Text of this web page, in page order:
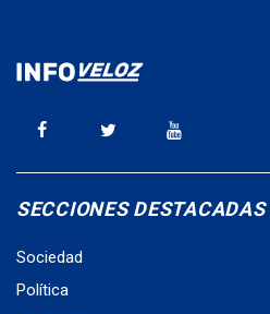
SECCIONES DESTACADAS
Sociedad
Política